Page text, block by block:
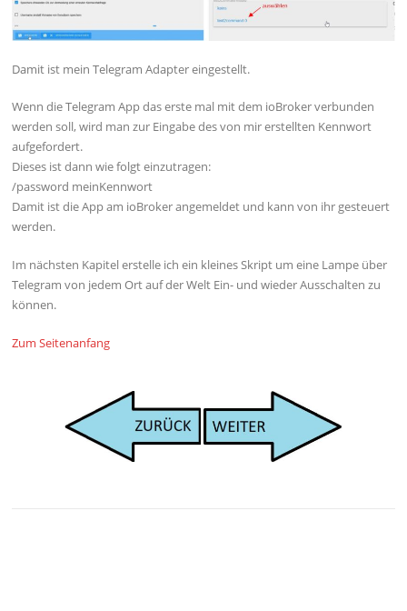
Damit ist mein Telegram Adapter eingestellt.
Wenn die Telegram App das erste mal mit dem ioBroker verbunden
werden soll, wird man zur Eingabe des von mir erstellten Kennwort
aufgefordert.
Dieses ist dann wie folgt einzutragen:
/password meinKennwort
Damit ist die App am ioBroker angemeldet und kann von ihr gesteuert
werden.
Im nächsten Kapitel erstelle ich ein kleines Skript um eine Lampe über
Telegram von jedem Ort auf der Welt Ein- und wieder Ausschalten zu
können.
Zum Seitenanfang